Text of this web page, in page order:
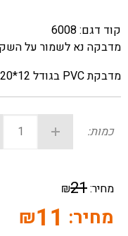
קוד דגם:6008
מדבקה נא לשמור על
מדבקת PVC בגודל 12*20 ס"מ
כמות:
מחיר:21
₪
מחיר: 11
₪